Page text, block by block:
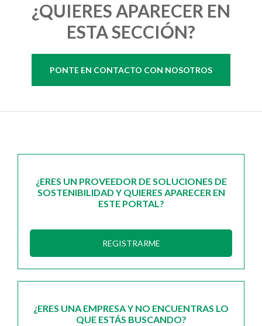
¿QUIERES APARECER EN
ESTA SECCIÓN?
PONTE EN CONTACTO CON NOSOTROS
¿ERES UN PROVEEDOR DE SOLUCIONES DE
SOSTENIBILIDAD Y QUIERES APARECER EN
ESTE PORTAL?
REGISTRARME
¿ERES UNA EMPRESA Y NO ENCUENTRAS LO
QUE ESTÁS BUSCANDO?